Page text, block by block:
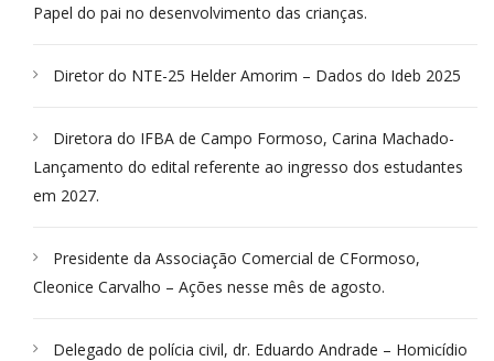
Papel do pai no desenvolvimento das crianças.
Diretor do NTE-25 Helder Amorim – Dados do Ideb 2025
Diretora do IFBA de Campo Formoso, Carina Machado-
Lançamento do edital referente ao ingresso dos estudantes
em 2027.
Presidente da Associação Comercial de CFormoso,
Cleonice Carvalho – Ações nesse mês de agosto.
Delegado de polícia civil, dr. Eduardo Andrade – Homicídio